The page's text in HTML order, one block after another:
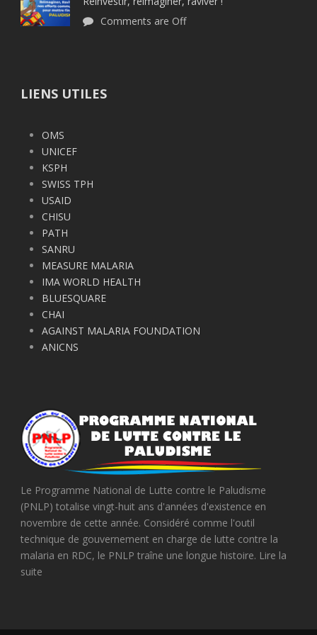
Comments are Off
LIENS UTILES
OMS
UNICEF
KSPH
SWISS TPH
USAID
CHISU
PATH
SANRU
MEASURE MALARIA
IMA WORLD HEALTH
BLUESQUARE
CHAI
AGAINST MALARIA FOUNDATION
ANICNS
Le Programme National de Lutte contre le Paludisme
(PNLP) totalise vingt-huit ans d'années d'existence en
novembre de cette année. Considéré comme l'outil
technique de gouvernement en charge de lutte contre la
malaria en RDC, le PNLP traîne une longue histoire. Lire la
suite